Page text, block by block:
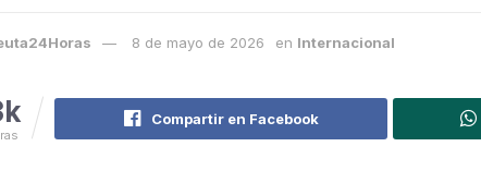
8 de mayo de 2026 en Internacional
Compartir en Facebook